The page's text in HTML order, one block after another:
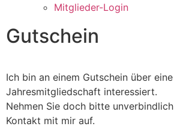
Mitglieder-Login
Gutschein
Ich bin an einem Gutschein über eine
Jahresmitgliedschaft interessiert.
Nehmen Sie doch bitte unverbindlich
Kontakt mit mir auf.